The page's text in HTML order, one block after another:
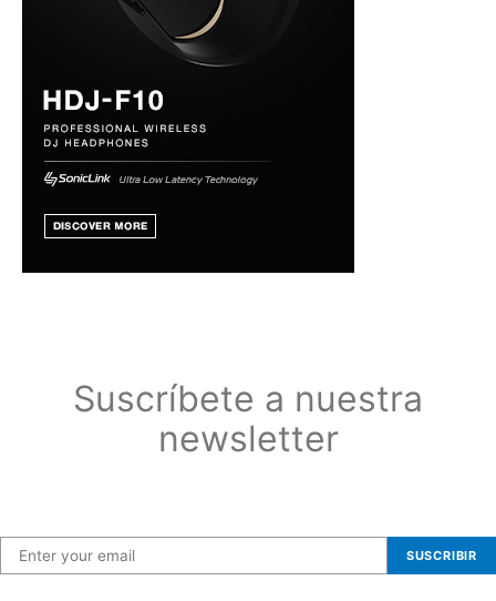
Suscríbete a nuestra
newsletter
SUSCRIBIR